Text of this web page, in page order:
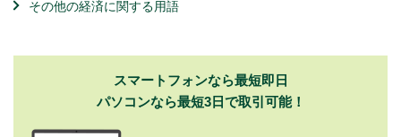
その他の経済に関する用語
スマートフォンなら最短即日
パソコンなら最短3日で取引可能！